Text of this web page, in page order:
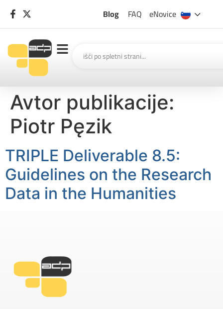
Blog FAQ eNovice
Avtor publikacije:
Piotr Pęzik
TRIPLE Deliverable 8.5:
Guidelines on the Research
Data in the Humanities